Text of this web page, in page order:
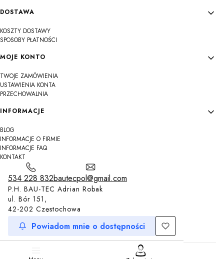
DOSTAWA
KOSZTY DOSTAWY
SPOSOBY PŁATNOŚCI
MOJE KONTO
TWOJE ZAMÓWIENIA
USTAWIENIA KONTA
PRZECHOWALNIA
INFORMACJE
BLOG
INFORMACJE O FIRMIE
INFORMACJE FAQ
KONTAKT
534 228 832bautecpol@gmail.com
P.H. BAU-TEC Adrian Robak
ul. Bór 151,
42-202 Częstochowa
Powiadom mnie o dostępności